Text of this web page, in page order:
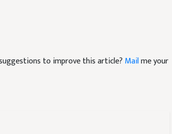
to improve this article?